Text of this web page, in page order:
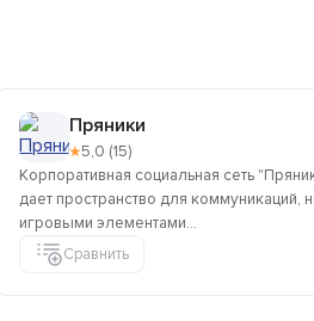
Пряники
★5,0 (15)
Корпоративная социальная сеть
дает пространство для коммуникаций,
игровыми элементами...
Сравнить